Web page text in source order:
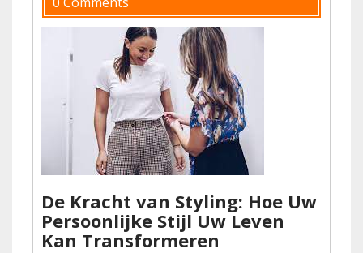
De Kracht van Styling: Hoe Uw
Persoonlijke Stijl Uw Leven
Kan Transformeren